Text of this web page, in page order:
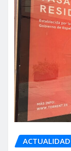
ACTUALIDAD